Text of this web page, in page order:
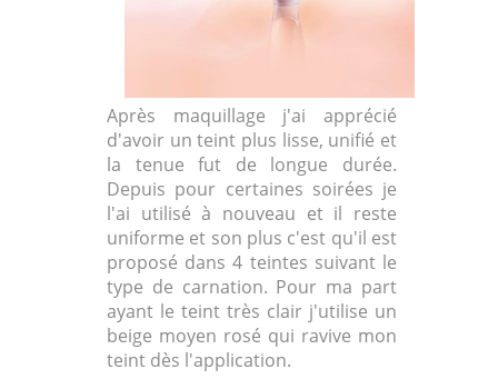
Après maquillage j'ai apprécié
d'avoir un teint plus lisse, unifié et
la tenue fut de longue durée.
Depuis pour certaines soirées je
l'ai utilisé à nouveau et il reste
uniforme et son plus c'est qu'il est
proposé dans 4 teintes suivant le
type de carnation. Pour ma part
ayant le teint très clair j'utilise un
beige moyen rosé qui ravive mon
teint dès l'application.